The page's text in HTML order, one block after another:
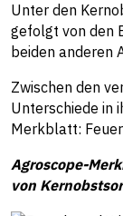
Unter den
gefolgt von den
beiden anderen
Zwischen den
Unterschiede in
Merkblatt:
Agroscope-
von